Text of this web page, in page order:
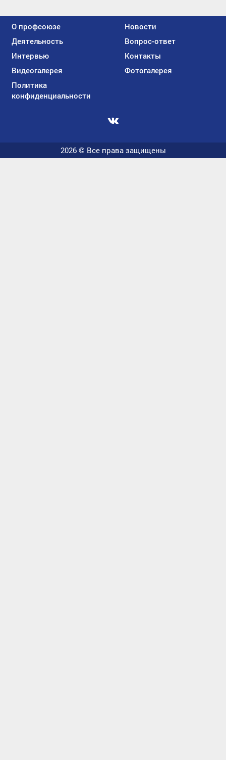
О профсоюзе
Новости
Деятельность
Вопрос-ответ
Интервью
Контакты
Видеогалерея
Фотогалерея
Политика
конфиденциальности
Мы
2026 © Все права защищены